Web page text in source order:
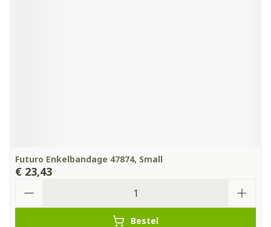
Futuro Enkelbandage 47874, Small
€ 23,43
Bestel